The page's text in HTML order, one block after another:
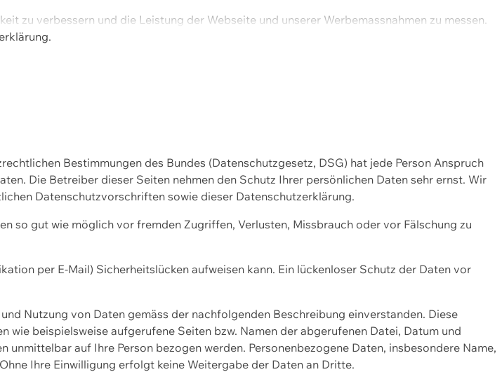
zu verbessern und die Leistung der Webseite und unserer Werbemassnahmen zu messen.
Bestimmungen des Bundes (Datenschutzgesetz, DSG) hat jede Person Anspruch
Die Betreiber dieser Seiten nehmen den Schutz Ihrer persönlichen Daten sehr ernst. Wir
Datenschutzvorschriften sowie dieser Datenschutzerklärung.
so gut wie möglich vor fremden Zugriffen, Verlusten, Missbrauch oder vor Fälschung zu
per E-Mail) Sicherheitslücken aufweisen kann. Ein lückenloser Schutz der Daten vor
Nutzung von Daten gemäss der nachfolgenden Beschreibung einverstanden. Diese
beispielsweise aufgerufene Seiten bzw. Namen der abgerufenen Datei, Datum und
auf Ihre Person bezogen werden. Personenbezogene Daten, insbesondere Name,
Ihre Einwilligung erfolgt keine Weitergabe der Daten an Dritte.